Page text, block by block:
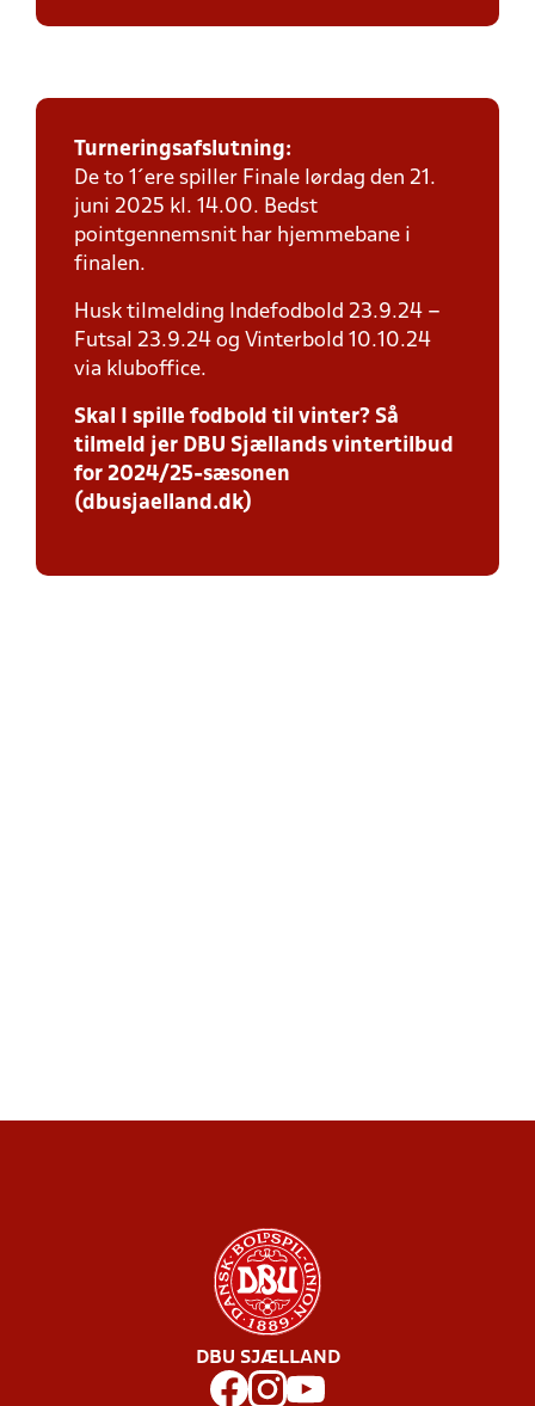
Turneringsafslutning:
De to 1´ere spiller Finale lørdag den 21.
juni 2025 kl. 14.00. Bedst
pointgennemsnit har hjemmebane i
finalen.
Husk tilmelding Indefodbold 23.9.24 –
Futsal 23.9.24 og Vinterbold 10.10.24
via kluboffice.
Skal I spille fodbold til vinter? Så
tilmeld jer DBU Sjællands vintertilbud
for 2024/25-sæsonen
(dbusjaelland.dk)
DBU SJÆLLAND